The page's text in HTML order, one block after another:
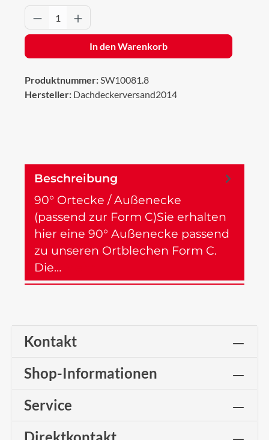
Produkt Anzahl: Gib den gewünschten
In den Warenkorb
Produktnummer:SW10081.8
Hersteller: Dachdeckerversand2014
Beschreibung
90° Ortecke / Außenecke
(passend zur Form C)Sie erhalten
hier eine 90° Außenecke passend
zu unseren Ortblechen Form C.
Die…
Kontakt
Shop-Informationen
Service